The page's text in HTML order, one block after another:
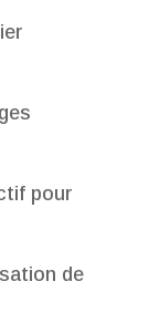
pour
de